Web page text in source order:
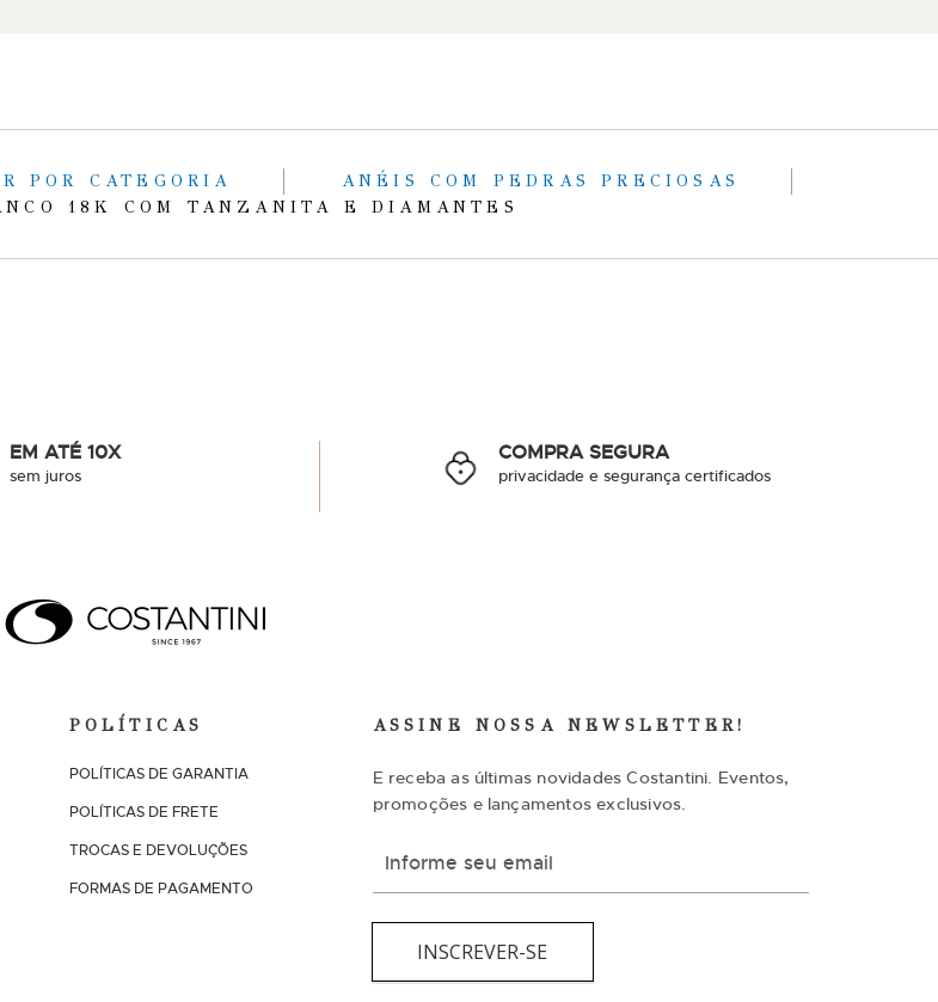
POR CATEGORIA
ANÉIS COM PEDRAS PRECIOSAS
18K COM TANZANITA E DIAMANTES
EM ATÉ 10X
sem juros
COMPRA SEGURA
privacidade e segurança certificados
POLÍTICAS
POLÍTICAS DE GARANTIA
POLÍTICAS DE FRETE
TROCAS E DEVOLUÇÕES
FORMAS DE PAGAMENTO
ASSINE NOSSA NEWSLETTER!
E receba as últimas novidades Costantini. Eventos,
promoções e lançamentos exclusivos.
r
INSCREVER-SE